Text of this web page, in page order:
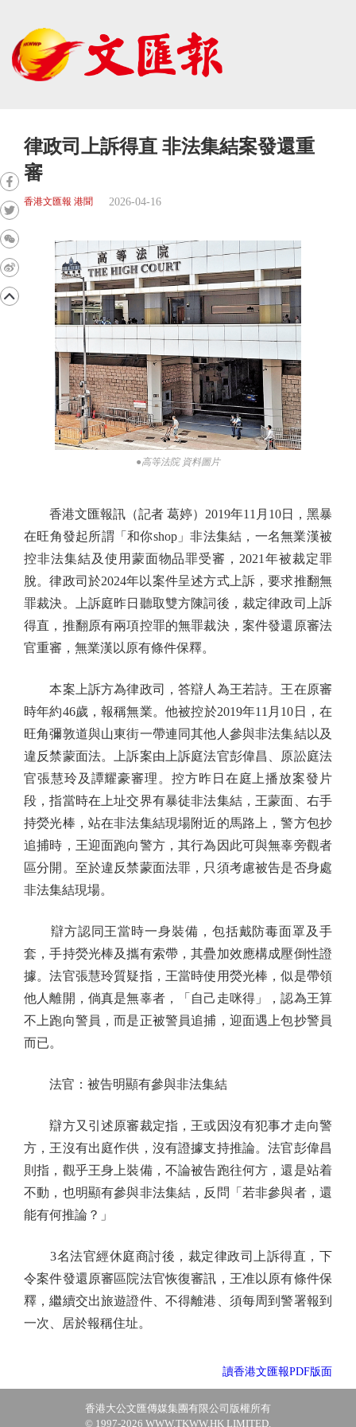
律政司上訴得直 非法集結案發還重
審
香港文匯報 港聞 2026-04-16
●高等法院 資料圖片
香港文匯報訊（記者 葛婷）2019年11月10日，黑暴
在旺角發起所謂「和你shop」非法集結，一名無業漢被
控非法集結及使用蒙面物品罪受審，2021年被裁定罪
脫。律政司於2024年以案件呈述方式上訴，要求推翻無
罪裁決。上訴庭昨日聽取雙方陳詞後，裁定律政司上訴
得直，推翻原有兩項控罪的無罪裁決，案件發還原審法
官重審，無業漢以原有條件保釋。
本案上訴方為律政司，答辯人為王若詩。王在原審
時年約46歲，報稱無業。他被控於2019年11月10日，在
旺角彌敦道與山東街一帶連同其他人參與非法集結以及
違反禁蒙面法。上訴案由上訴庭法官彭偉昌、原訟庭法
官張慧玲及譚耀豪審理。控方昨日在庭上播放案發片
段，指當時在上址交界有暴徒非法集結，王蒙面、右手
持熒光棒，站在非法集結現場附近的馬路上，警方包抄
追捕時，王迎面跑向警方，其行為因此可與無辜旁觀者
區分開。至於違反禁蒙面法罪，只須考慮被告是否身處
非法集結現場。
辯方認同王當時一身裝備，包括戴防毒面罩及手
套，手持熒光棒及攜有索帶，其疊加效應構成壓倒性證
據。法官張慧玲質疑指，王當時使用熒光棒，似是帶領
他人離開，倘真是無辜者，「自己走咪得」，認為王算
不上跑向警員，而是正被警員追捕，迎面遇上包抄警員
而已。
法官：被告明顯有參與非法集結
辯方又引述原審裁定指，王或因沒有犯事才走向警
方，王沒有出庭作供，沒有證據支持推論。法官彭偉昌
則指，觀乎王身上裝備，不論被告跑往何方，還是站着
不動，也明顯有參與非法集結，反問「若非參與者，還
能有何推論？」
3名法官經休庭商討後，裁定律政司上訴得直，下
令案件發還原審區院法官恢復審訊，王准以原有條件保
釋，繼續交出旅遊證件、不得離港、須每周到警署報到
一次、居於報稱住址。
讀香港文匯報PDF版面
香港大公文匯傳媒集團有限公司版權所有
© 1997-2026 WWW.TKWW.HK LIMITED.